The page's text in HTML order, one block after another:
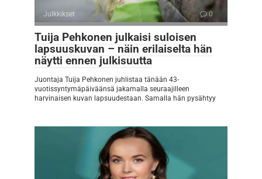
Julkkikset 0
Tuija Pehkonen julkaisi suloisen
lapsuuskuvan – näin erilaiselta hän
näytti ennen julkisuutta
Juontaja Tuija Pehkonen juhlistaa tänään 43-
vuotissyntymäpäiväänsä jakamalla seuraajilleen
harvinaisen kuvan lapsuudestaan. Samalla hän pysähtyy